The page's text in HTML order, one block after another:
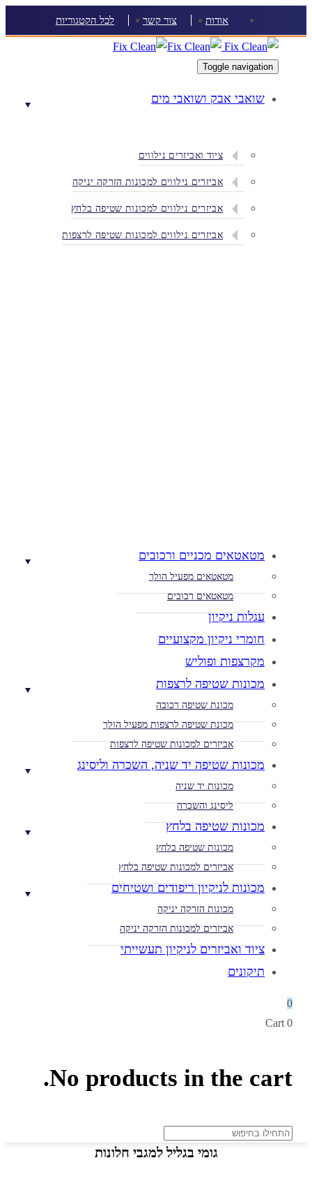
links
to
אודות צור קשר לכל הקטגוריות
Toggle navigation
שואבי אבק ושואבי מים
ציוד ואביזרים נילווים
אביזרים נילווים למכונות הזרקה יניקה
אביזרים נילווים למכונות שטיפה בלחץ
אביזרים נילווים למכונות שטיפה לרצפות
מטאטאים מכניים ורכובים
מטאטאים מפעיל הולך
מטאטאים רכובים
עגלות ניקיון
חומרי ניקיון מקצועיים
מקרצפות ופוליש
מכונות שטיפה לרצפות
מכונת שטיפה רכובה
מכונת שטיפה לרצפות מפעיל הולך
אביזרים למכונות שטיפה לרצפות
מכונות שטיפה יד שניה, השכרה וליסינג
מכונות יד שניה
ליסינג והשכרה
מכונות שטיפה בלחץ
מכונות שטיפה בלחץ
אביזרים למכונות שטיפה בלחץ
מכונות לניקיון ריפודים ושטיחים
מכונות הזרקה יניקה
אביזרים למכונות הזרקה יניקה
ציוד ואביזרים לניקיון תעשייתי
תיקונים
0
Cart 0
No products in the cart.
גומי בגליל למגבי חלונות